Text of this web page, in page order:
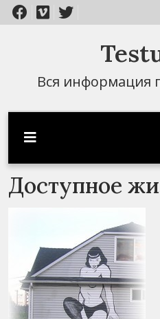
Перейти
к
Вся информация
Доступное